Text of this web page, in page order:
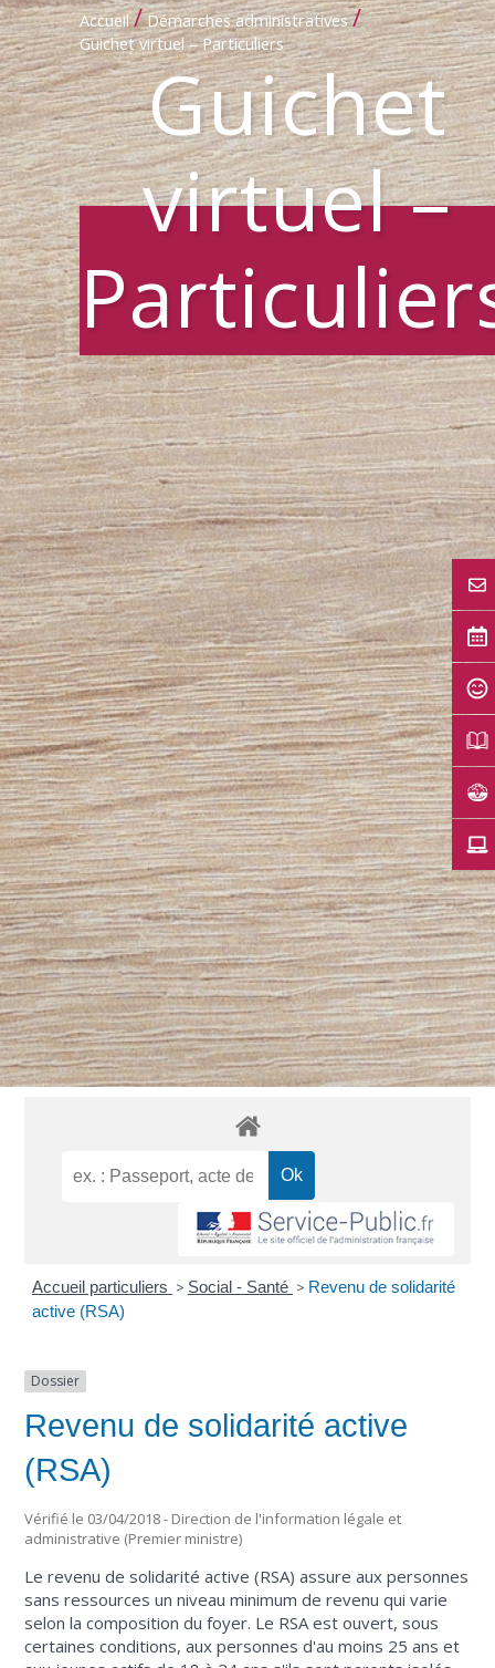
Accueil / Démarches administratives /
Guichet virtuel – Particuliers
Guichet
virtuel –
Accueil particuliers > Social - Santé > Revenu de solidarité
active (RSA)
Dossier
Revenu de solidarité active
(RSA)
Vérifié le 03/04/2018 - Direction de l'information légale et
administrative (Premier ministre)
Le revenu de solidarité active (RSA) assure aux personnes
sans ressources un niveau minimum de revenu qui varie
selon la composition du foyer. Le RSA est ouvert, sous
certaines conditions, aux personnes d'au moins 25 ans et